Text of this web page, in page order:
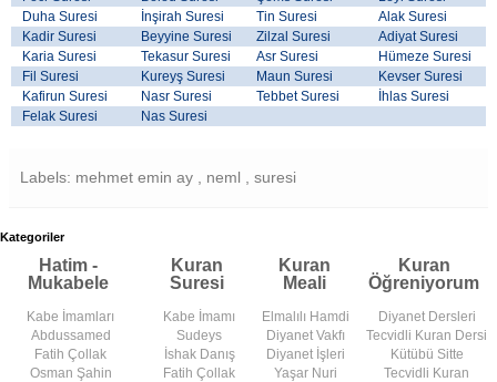
Duha Suresi
İnşirah Suresi Tin Suresi
Alak Suresi
Kadir Suresi
Beyyine Suresi Zilzal Suresi
Adiyat Suresi
Karia Suresi
Tekasur Suresi Asr Suresi
Hümeze Suresi
Fil Suresi
Kureyş Suresi Maun Suresi
Kevser Suresi
Kafirun Suresi
Nasr Suresi Tebbet Suresi
İhlas Suresi
Felak Suresi
Nas Suresi
Labels: mehmet emin ay , neml , suresi
Kategoriler
Hatim -
Mukabele
Kuran
Suresi
Kuran
Meali
Kuran
Öğreniyorum
Kabe İmamları
Abdussamed
Fatih Çollak
Osman Şahin
Kabe İmamı
Sudeys
İshak Danış
Fatih Çollak
Elmalılı Hamdi
Diyanet Vakfı
Diyanet İşleri
Yaşar Nuri
Diyanet Dersleri
Tecvidli Kuran Dersi
Kütübü Sitte
Tecvidli Kuran